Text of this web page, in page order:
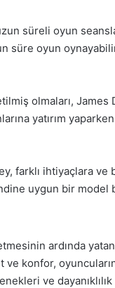
süreli oyun
süre oyun
olmaları,
yatırım
farklı ihtiyaçlara
uygun bir model
ardında
ve konfor,
ve